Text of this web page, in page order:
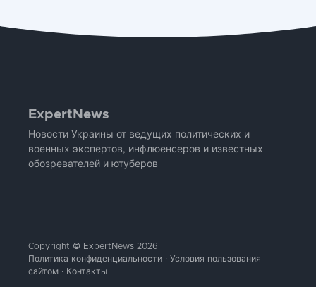
ExpertNews
Новости Украины от ведущих политических и
военных экспертов, инфлюенсеров и известных
обозревателей и ютуберов
Copyright © ExpertNews 2026
Политика конфиденциальности · Условия пользования
сайтом · Контакты